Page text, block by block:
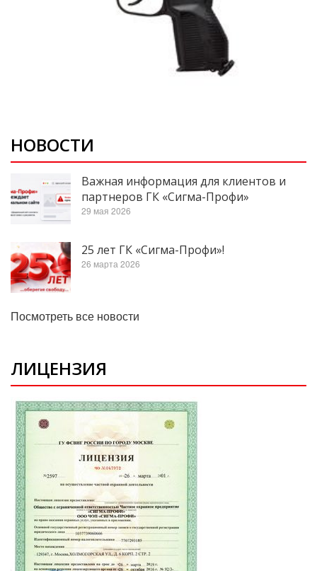
НОВОСТИ
Важная информация для клиентов и
партнеров ГК «Сигма-Профи»
29 мая 2026
25 лет ГК «Сигма-Профи»!
26 марта 2026
Посмотреть все новости
ЛИЦЕНЗИЯ